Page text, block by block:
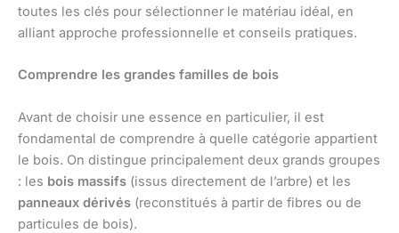
toutes les clés pour sélectionner le matériau idéal, en
alliant approche professionnelle et conseils pratiques.
Comprendre les grandes familles de bois
Avant de choisir une essence en particulier, il est
fondamental de comprendre à quelle catégorie appartient
le bois. On distingue principalement deux grands groupes
: les bois massifs (issus directement de l’arbre) et les
panneaux dérivés (reconstitués à partir de fibres ou de
particules de bois).